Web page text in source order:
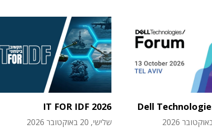
Dell
IT FOR IDF 2026
שלישי, 20 באוקטובר 2026